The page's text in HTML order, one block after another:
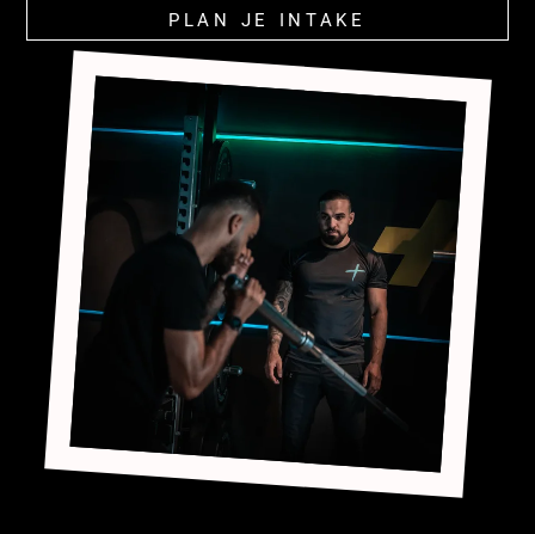
PLAN JE INTAKE